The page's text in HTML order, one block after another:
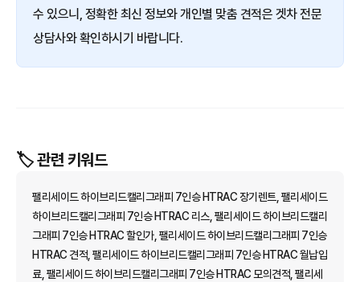
수 있으니, 정확한 최신 정보와 개인별 맞춤 견적은 겟차 전문
상담사와 확인하시기 바랍니다.
🏷️ 관련 키워드
팰리세이드 하이브리드캘리그래피 7인승 HTRAC 장기렌트, 팰리세이드
하이브리드캘리그래피 7인승 HTRAC 리스, 팰리세이드 하이브리드캘리
그래피 7인승 HTRAC 할인가, 팰리세이드 하이브리드캘리그래피 7인승
HTRAC 견적, 팰리세이드 하이브리드캘리그래피 7인승 HTRAC 월납입
료, 팰리세이드 하이브리드캘리그래피 7인승 HTRAC 모의견적, 팰리세